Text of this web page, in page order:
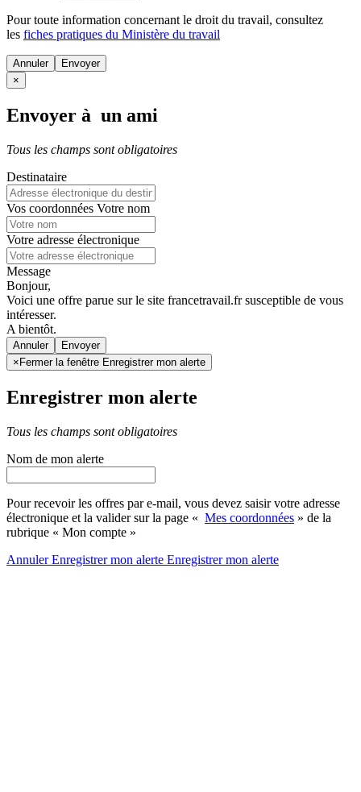
Pour toute information concernant le droit du travail, consultez
les fiches pratiques du Ministère du travail
Annuler
×
Envoyer à un ami
Tous les champs sont obligatoires
Destinataire
Vos coordonnées Votre nom
Votre adresse électronique
Message
Bonjour,
Voici une offre parue sur le site francetravail.fr susceptible de vous
intéresser.
A bientôt.
Annuler
× Fermer la fenêtre Enregistrer mon alerte
Enregistrer mon alerte
Tous les champs sont obligatoires
Nom de mon alerte
Pour recevoir les offres par e-mail, vous devez saisir votre adresse
électronique et la valider sur la page « Mes coordonnées » de la
rubrique « Mon compte »
AnnulerEnregistrer mon alerte Enregistrermon alerte